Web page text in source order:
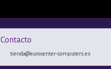
Contacto
tienda@eurocenter-computers.es